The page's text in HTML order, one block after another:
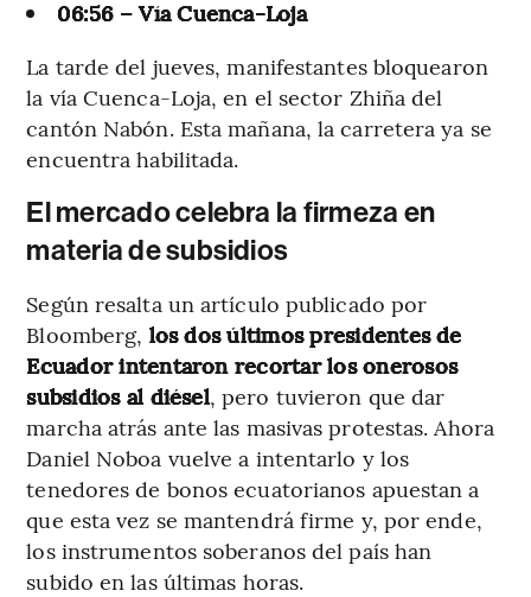
06:56 – Vía Cuenca-Loja
La tarde del jueves, manifestantes bloquearon
la vía Cuenca-Loja, en el sector Zhiña del
cantón Nabón. Esta mañana, la carretera ya se
encuentra habilitada.
El mercado celebra la firmeza en
materia de subsidios
Según resalta un artículo publicado por
Bloomberg, los dos últimos presidentes de
Ecuador intentaron recortar los onerosos
subsidios al diésel, pero tuvieron que dar
marcha atrás ante las masivas protestas. Ahora
Daniel Noboa vuelve a intentarlo y los
tenedores de bonos ecuatorianos apuestan a
que esta vez se mantendrá firme y, por ende,
los instrumentos soberanos del país han
subido en las últimas horas.